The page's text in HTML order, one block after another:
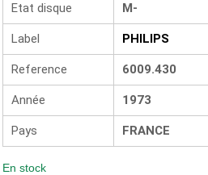
Etat disque M-
Label PHILIPS
Reference 6009.430
Année 1973
Pays FRANCE
En stock